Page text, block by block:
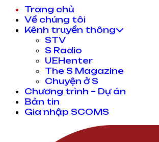
Trang chủ
Về chúng tôi
Kênh truyền thông
STV
S Radio
UEHenter
The S Magazine
Chuyện ở S
Chương trình – Dự án
Bản tin
Gia nhập SCOMS